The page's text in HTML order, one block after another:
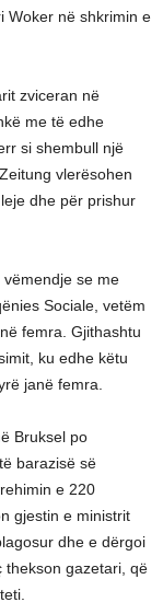
Woker në shkrimin e
zviceran në
me të edhe
si shembull një
vlerësohen
dhe për prishur
se me
Sociale, vetëm
femra. Gjithashtu
ku edhe këtu
janë femra.
Bruksel po
barazisë së
e 220
gjestin e ministrit
dhe e dërgoi
thekson gazetari, që